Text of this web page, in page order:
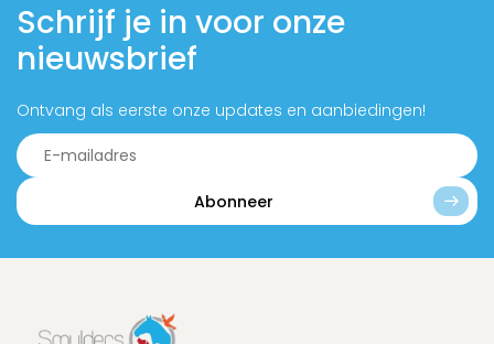
Schrijf je in voor onze
nieuwsbrief
Ontvang als eerste onze updates en aanbiedingen!
Abonneer